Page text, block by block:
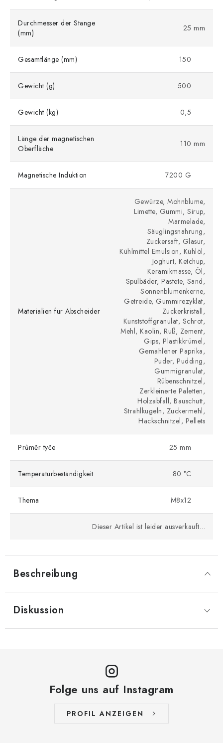
Beschreibung
Durchmesser der Stange
(mm)
25 mm
Gesamtlänge (mm) 150
Gewicht (g) 500
Gewicht (kg) 0,5
Länge der magnetischen
Oberfläche
110 mm
Magnetische Induktion 7200 G
Materialien für Abscheider
Gewürze, Mohnblume,
Limette, Gummi, Sirup,
Marmelade,
Säuglingsnahrung,
Zuckersaft, Glasur,
Kühlmittel Emulsion, Kühlöl,
Joghurt, Ketchup,
Keramikmasse, Öl,
Spülbäder, Pastete, Sand,
Sonnenblumenkerne,
Getreide, Gummirezyklat,
Zuckerkristall,
Kunststoffgranulat, Schrot,
Mehl, Kaolin, Ruß, Zement,
Gips, Plastikkrümel,
Gemahlener Paprika,
Puder, Pudding,
Gummigranulat,
Rübenschnitzel,
Zerkleinerte Paletten,
Holzabfall, Bauschutt,
Strahlkugeln, Zuckermehl,
Hackschnitzel, Pellets
Průměr tyče 25 mm
Temperaturbeständigkeit 80 °C
Thema M8x12
Dieser Artikel ist leider ausverkauft…
Diskussion
Folge uns auf Instagram
PROFIL ANZEIGEN